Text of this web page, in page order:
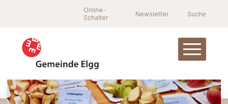
Navigieren in Elgg
SchnellnavigationOnline-
Schalter
Newsletter Suche